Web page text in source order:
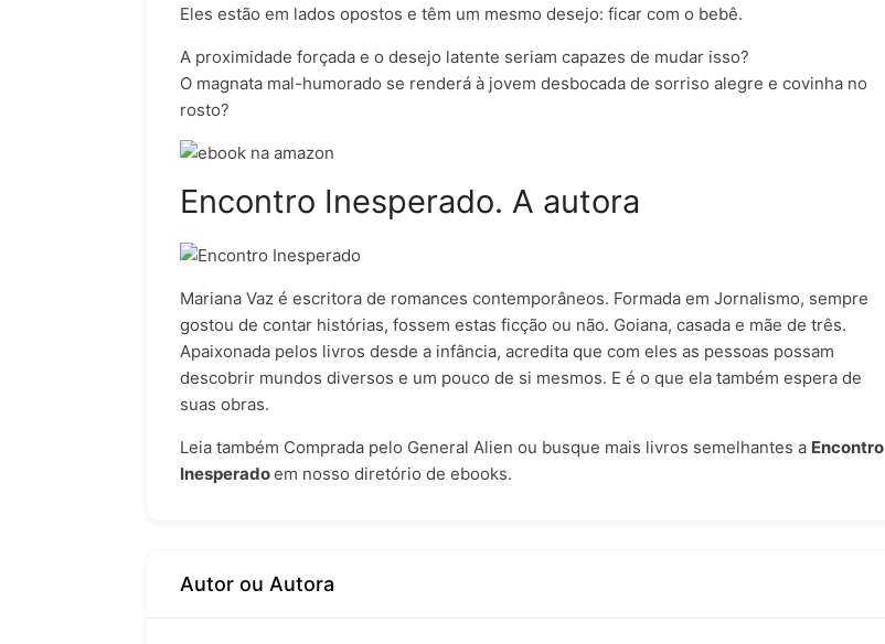
Eles estão em lados opostos e têm um mesmo desejo: ficar com o bebê.
A proximidade forçada e o desejo latente seriam capazes de mudar isso?
O magnata mal-humorado se renderá à jovem desbocada de sorriso alegre e covinha no
rosto?
Encontro Inesperado. A autora
Mariana Vaz é escritora de romances contemporâneos. Formada em Jornalismo, sempre
gostou de contar histórias, fossem estas ficção ou não. Goiana, casada e mãe de três.
Apaixonada pelos livros desde a infância, acredita que com eles as pessoas possam
descobrir mundos diversos e um pouco de si mesmos. E é o que ela também espera de
suas obras.
Leia também Comprada pelo General Alien ou busque mais livros semelhantes a Encontro
Inesperadoem nosso diretório de ebooks.
Autor ou Autora